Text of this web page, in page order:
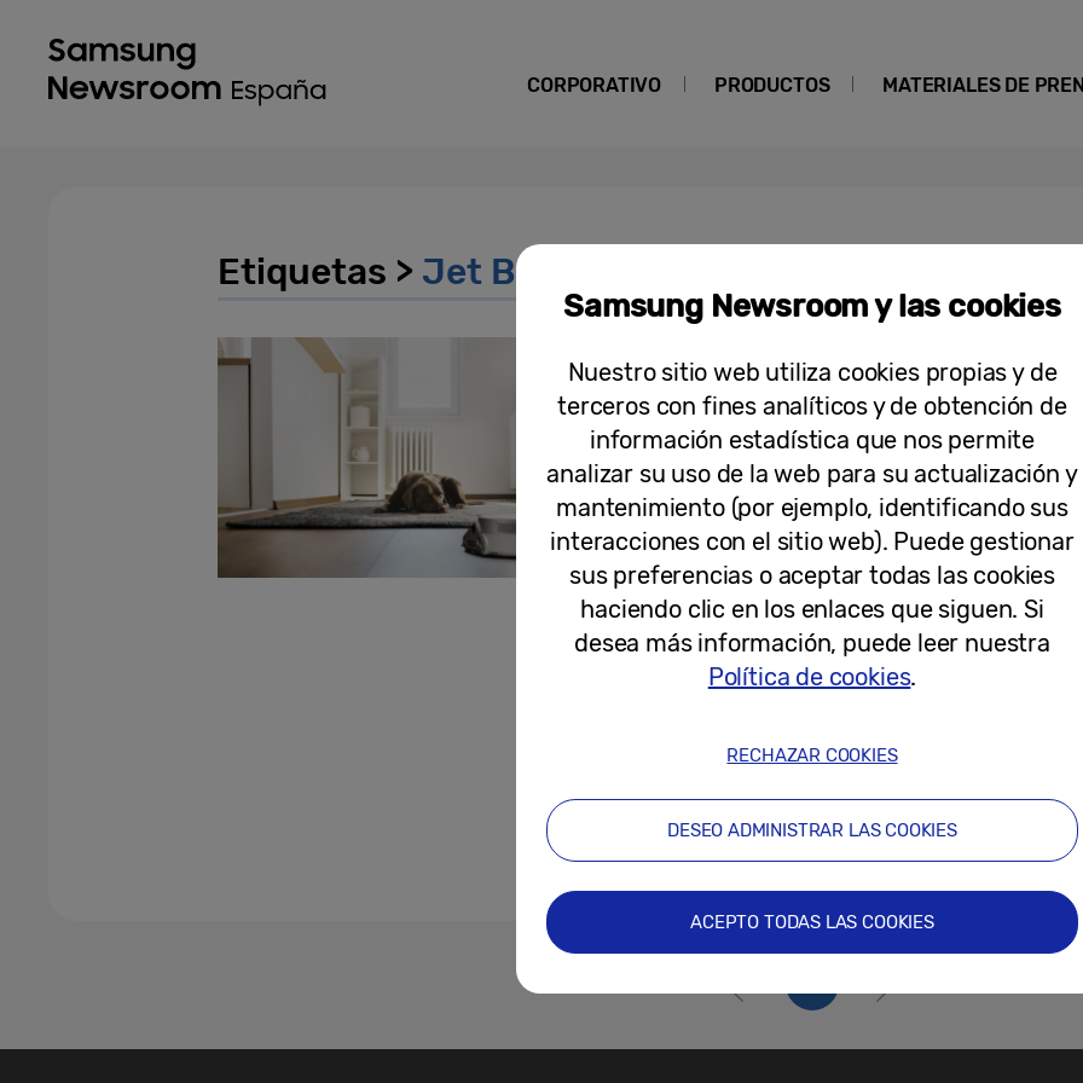
CORPORATIVO PRODUCTOS MATERIALES DE
Etiquetas > Jet Bot AI+
Descubre cómo el aspirador Robot
mascota cuando no estás en casa
Samsung Newsroom y las cookies
Nuestro sitio web utiliza cookies propias y de
terceros con fines analíticos y de obtención de
información estadística que nos permite
analizar su uso de la web para su actualización y
mantenimiento (por ejemplo, identificando sus
interacciones con el sitio web). Puede gestionar
sus preferencias o aceptar todas las cookies
haciendo clic en los enlaces que siguen. Si
desea más información, puede leer nuestra
Política de cookies.
RECHAZAR COOKIES
DESEO ADMINISTRAR LAS COOKIES
ACEPTO TODAS LAS COOKIES